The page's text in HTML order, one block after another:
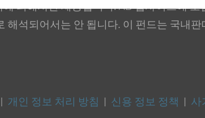
의해서만 제공됩니다. AB 웹사이트에
해석되어서는 안 됩니다. 이 펀드는 국내
개인 정보 처리 방침 신용 정보 정책 사